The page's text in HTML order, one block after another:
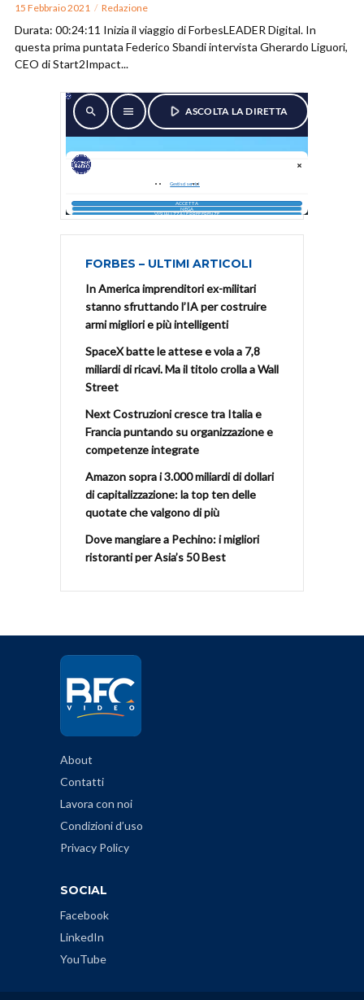
15 Febbraio 2021 Redazione
Durata: 00:24:11 Inizia il viaggio di ForbesLEADER Digital. In
questa prima puntata Federico Sbandi intervista Gherardo Liguori,
CEO di Start2Impact...
FORBES – ULTIMI ARTICOLI
In America imprenditori ex-militari
stanno sfruttando l’IA per costruire
armi migliori e più intelligenti
SpaceX batte le attese e vola a 7,8
miliardi di ricavi. Ma il titolo crolla a Wall
Street
Next Costruzioni cresce tra Italia e
Francia puntando su organizzazione e
competenze integrate
Amazon sopra i 3.000 miliardi di dollari
di capitalizzazione: la top ten delle
quotate che valgono di più
Dove mangiare a Pechino: i migliori
ristoranti per Asia’s 50 Best
About
Contatti
Lavora con noi
Condizioni d’uso
Privacy Policy
SOCIAL
Facebook
LinkedIn
YouTube